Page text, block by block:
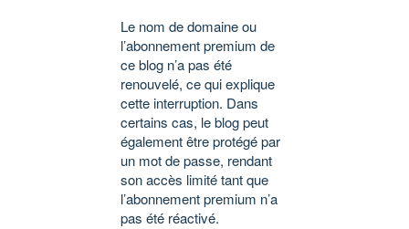
Le nom de domaine ou
l’abonnement premium de
ce blog n’a pas été
renouvelé, ce qui explique
cette interruption. Dans
certains cas, le blog peut
également être protégé par
un mot de passe, rendant
son accès limité tant que
l’abonnement premium n’a
pas été réactivé.